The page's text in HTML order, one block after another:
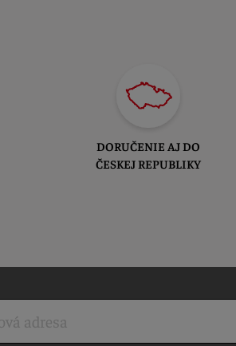
DORUČENIE AJ DO
ČESKEJ REPUBLIKY